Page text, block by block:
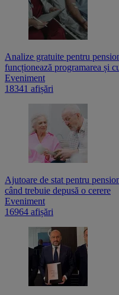
Analize gratuite pentru
funcționează programarea și
Eveniment
18341 afișări
Ajutoare de stat pentru
când trebuie depusă o cerere
Eveniment
16964 afișări